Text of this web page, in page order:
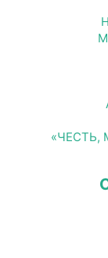
«ЧЕСТЬ,